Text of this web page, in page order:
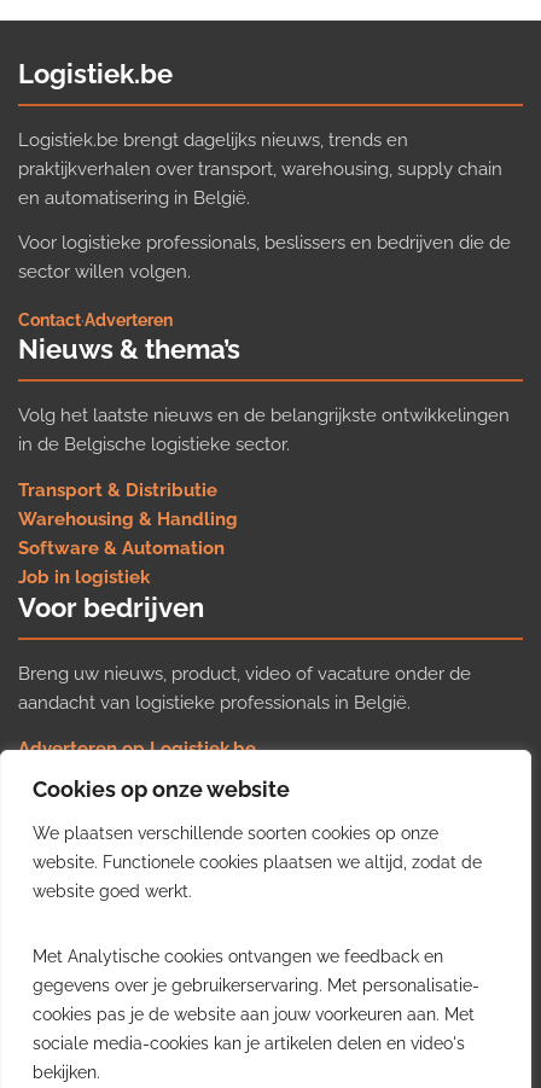
Cookies op onze website
We plaatsen verschillende soorten cookies op onze
website. Functionele cookies plaatsen we altijd, zodat de
website goed werkt.
Met Analytische cookies ontvangen we feedback en
gegevens over je gebruikerservaring. Met personalisatie-
cookies pas je de website aan jouw voorkeuren aan. Met
sociale media-cookies kan je artikelen delen en video's
bekijken.
Logistiek.be
Logistiek.be brengt dagelijks nieuws, trends en
praktijkverhalen over transport, warehousing, supply chain
en automatisering in België.
Voor logistieke professionals, beslissers en bedrijven die de
sector willen volgen.
Contact·Adverteren
Nieuws & thema’s
Volg het laatste nieuws en de belangrijkste ontwikkelingen
in de Belgische logistieke sector.
Transport & Distributie
Warehousing & Handling
Software & Automation
Job in logistiek
Voor bedrijven
Breng uw nieuws, product, video of vacature onder de
aandacht van logistieke professionals in België.
Adverteren op Logistiek.be
Nieuws insturen
Uw video op Logistiek.TV
Job plaatsen
Gratis wekelijkse update
inzichten uit de Belgische logistieke sector in uw inbox.
Ontvang je gratis
wekelijkse update